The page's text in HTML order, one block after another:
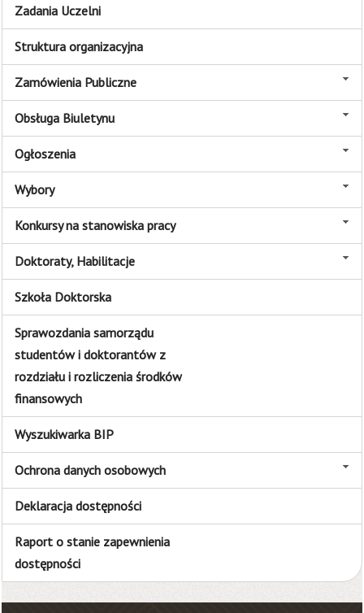
Zadania Uczelni
Struktura organizacyjna
Zamówienia Publiczne
Obsługa Biuletynu
Ogłoszenia
Wybory
Konkursy na stanowiska pracy
Doktoraty, Habilitacje
Szkoła Doktorska
Sprawozdania samorządu
studentów i doktorantów z
rozdziału i rozliczenia środków
finansowych
Wyszukiwarka BIP
Ochrona danych osobowych
Deklaracja dostępności
Raport o stanie zapewnienia
dostępności